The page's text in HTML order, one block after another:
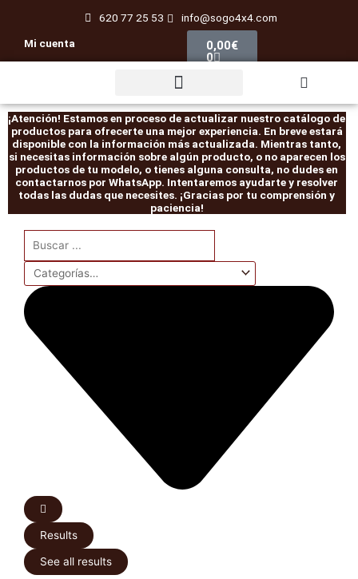
contenido
620 77 25 53
info@sogo4x4.com
Mi cuenta
0,00€
0
Carrito
¡Atención! Estamos en proceso de actualizar nuestro catálogo de
productos para ofrecerte una mejor experiencia. En breve estará
disponible con la información más actualizada. Mientras tanto,
si necesitas información sobre algún producto, o no aparecen los
productos de tu modelo, o tienes alguna consulta, no dudes en
contactarnos por WhatsApp. Intentaremos ayudarte y resolver
todas las dudas que necesites. ¡Gracias por tu comprensión y
paciencia!
Search
...
Results
See all results